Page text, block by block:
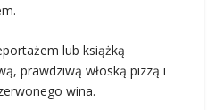
lub książką
prawdziwą włoską pizzą i
wina.